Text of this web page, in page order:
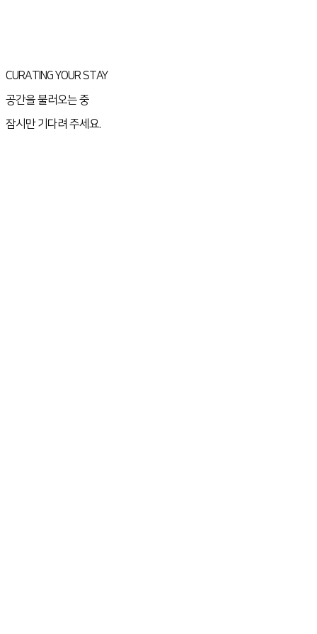
CURATING YOUR STAY
공간을 불러오는 중
잠시만 기다려 주세요.